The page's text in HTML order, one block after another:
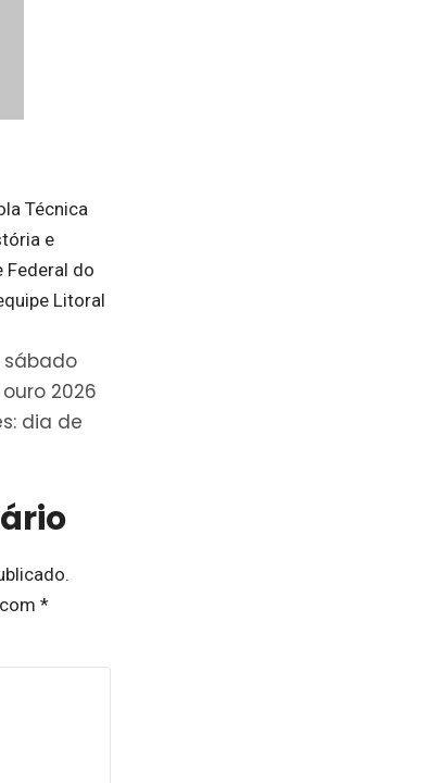
Técnica
e
Federal do
Litoral
sábado
2026
dia de
*